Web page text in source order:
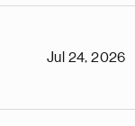
Jul 24, 2026